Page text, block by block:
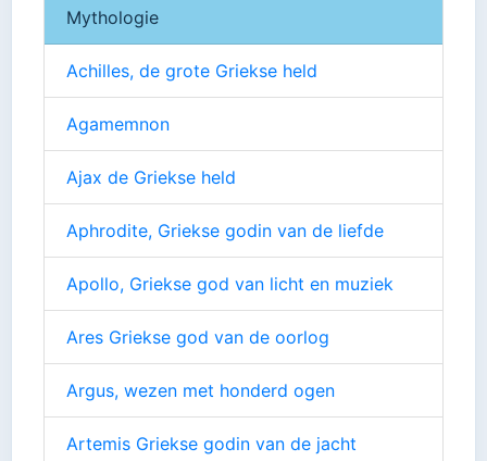
Mythologie
Achilles, de grote Griekse held
Agamemnon
Ajax de Griekse held
Aphrodite, Griekse godin van de liefde
Apollo, Griekse god van licht en muziek
Ares Griekse god van de oorlog
Argus, wezen met honderd ogen
Artemis Griekse godin van de jacht